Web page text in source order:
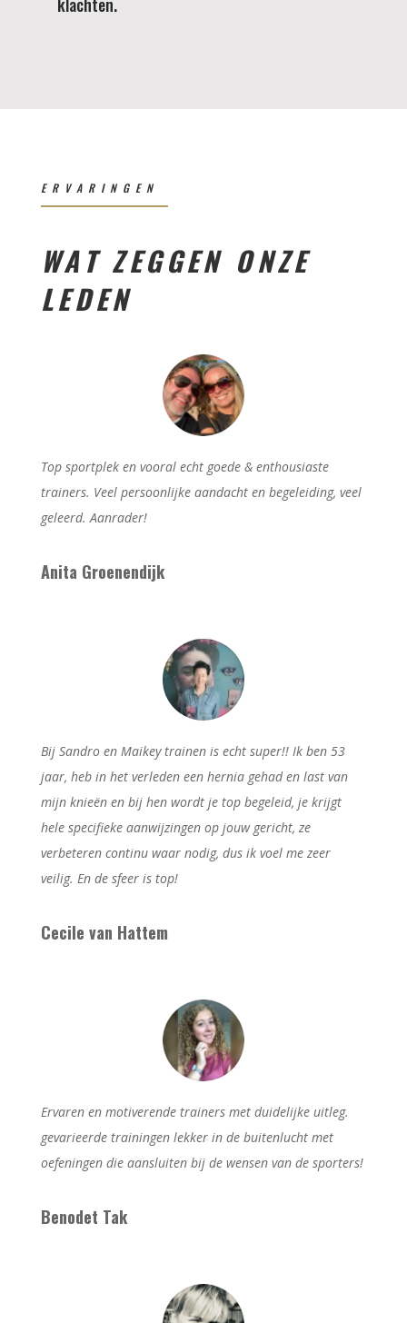
ERVARINGEN
WAT ZEGGEN ONZE
LEDEN
Top sportplek en vooral echt goede & enthousiaste
trainers. Veel persoonlijke aandacht en begeleiding, veel
geleerd. Aanrader!
Anita Groenendijk
Bij Sandro en Maikey trainen is echt super!! Ik ben 53
jaar, heb in het verleden een hernia gehad en last van
mijn knieën en bij hen wordt je top begeleid, je krijgt
hele specifieke aanwijzingen op jouw gericht, ze
verbeteren continu waar nodig, dus ik voel me zeer
veilig. En de sfeer is top!
Cecile van Hattem
Ervaren en motiverende trainers met duidelijke uitleg.
gevarieerde trainingen lekker in de buitenlucht met
oefeningen die aansluiten bij de wensen van de sporters!
Benodet Tak